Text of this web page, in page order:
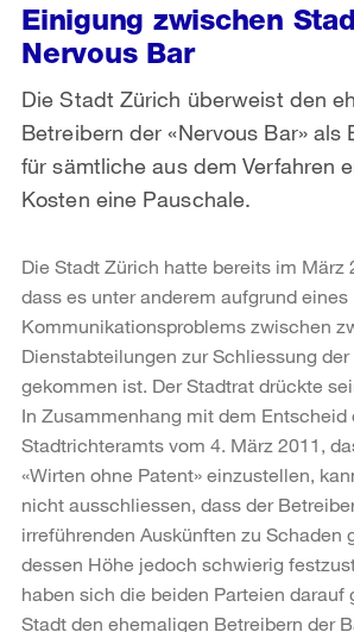
Einigung zwischen
Nervous Bar
Die Stadt Zürich überweist den
Betreibern der «Nervous Bar» als
für sämtliche aus dem Verfahren
Kosten eine Pauschale.
Die Stadt Zürich hatte bereits im März
dass es unter anderem aufgrund eines
Kommunikationsproblems zwischen
Dienstabteilungen zur Schliessung der
gekommen ist. Der Stadtrat drückte
In Zusammenhang mit dem Entscheid
Stadtrichteramts vom 4. März 2011,
«Wirten ohne Patent» einzustellen,
nicht ausschliessen, dass der
irreführenden Auskünften zu Schaden
dessen Höhe jedoch schwierig
haben sich die beiden Parteien darauf
Stadt den ehemaligen Betreibern der